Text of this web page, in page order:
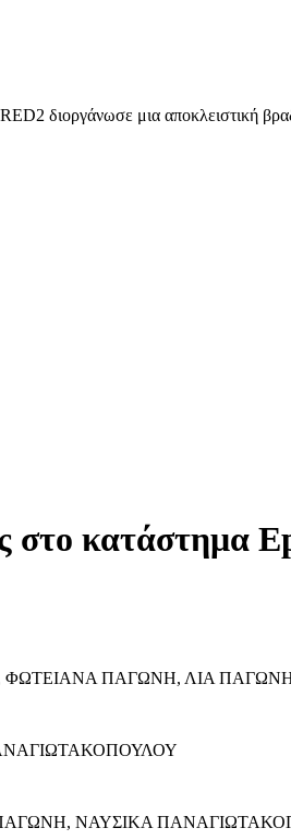
διοργάνωσε μια αποκλειστική
στο κατάστημα
ΦΩΤΕΙΑΝΑ ΠΑΓΩΝΗ, ΛΙΑ
ΠΑΓΩΝΗ, ΝΑΥΣΙΚΑ